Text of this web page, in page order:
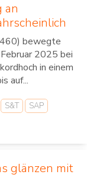
an
bewegte
2025 bei
in einem
auf...
S&T
SAP
glänzen mit